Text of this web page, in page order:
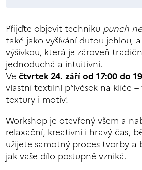
Přijďte objevit techniku punch
také jako vyšívání dutou jehlou,
výšivkou, která je zároveň
jednoduchá a intuitivní.
Ve čtvrtek 24. září od 17:00 do
vlastní textilní přívěsek na klíče –
textury i motiv!
Workshop je otevřený všem a
relaxační, kreativní i hravý čas,
užijete samotný proces tvorby a
jak vaše dílo postupně vzniká.